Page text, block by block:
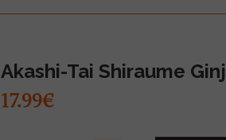
Akashi-Tai Shiraume
17.99€